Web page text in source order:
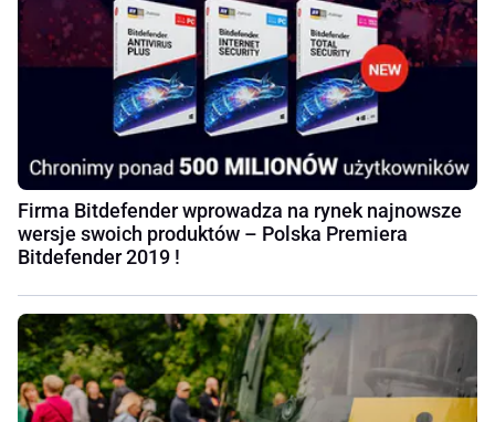
Firma Bitdefender wprowadza na rynek najnowsze
wersje swoich produktów – Polska Premiera
Bitdefender 2019 !